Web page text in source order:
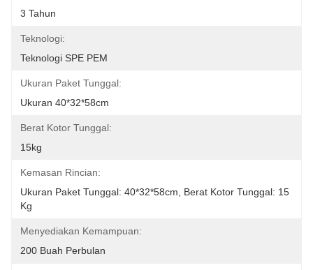
3 Tahun
Teknologi:
Teknologi SPE PEM
Ukuran Paket Tunggal:
Ukuran 40*32*58cm
Berat Kotor Tunggal:
15kg
Kemasan Rincian:
Ukuran Paket Tunggal: 40*32*58cm, Berat Kotor Tunggal: 15
Kg
Menyediakan Kemampuan:
200 Buah Perbulan